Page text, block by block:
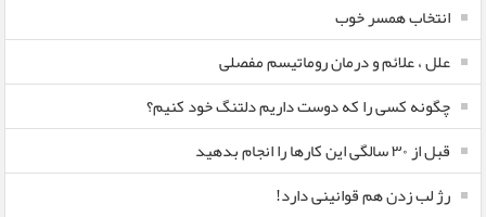
انتخاب همسر خوب
علل ، علائم و درمان روماتیسم مفصلی
چگونه کسی را که دوست داریم دلتنگ خود کنیم؟
قبل از ۳۰ سالگی این کارها را انجام بدهید
رژ لب زدن هم قوانینی دارد!